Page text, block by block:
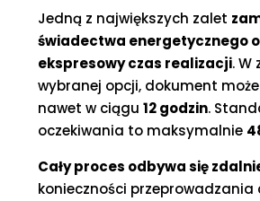
Jedną z największych zalet
świadectwa energetycznego
ekspresowy czas realizacji. W
wybranej opcji, dokument
nawet w ciągu12 godzin.
oczekiwania to maksymalnie
Cały proces odbywa się
konieczności